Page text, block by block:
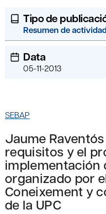
Tipo de
Resumen de
Data
05-11-2013
SEBAP
Jaume
requisitos y el
implementación
organizado por
Coneixement y
de la UPC